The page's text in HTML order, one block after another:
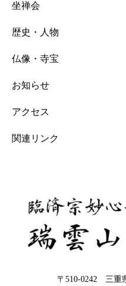
坐禅会
歴史・人物
仏像・寺宝
お知らせ
アクセス
関連リンク
〒510-0242 三重